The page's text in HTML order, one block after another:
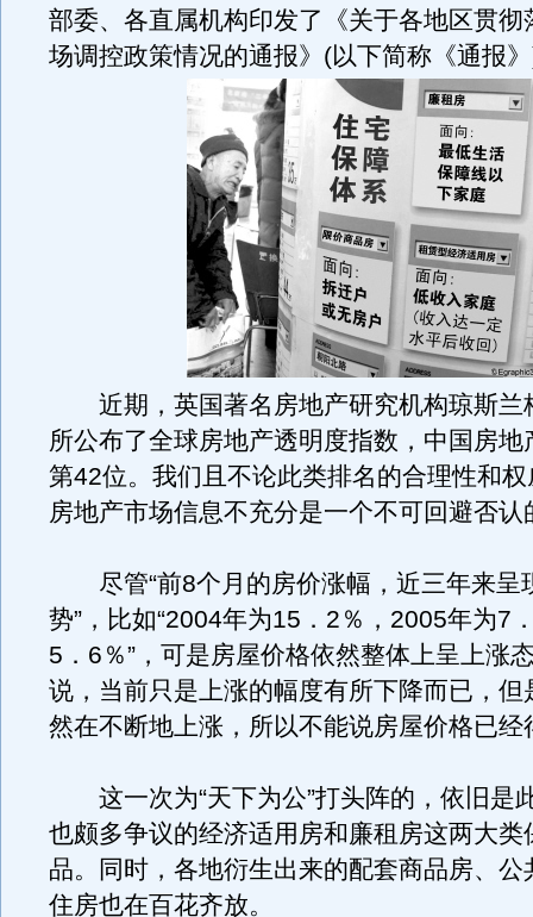
部委、各直属机构印发了《关于各地区贯彻
场调控政策情况的通报》(以下简称《通报
近期，英国著名房地产研究机构琼斯兰
所公布了全球房地产透明度指数，中国房地
第42位。我们且不论此类排名的合理性和
房地产市场信息不充分是一个不可回避否认
尽管“前8个月的房价涨幅，近三年来呈
势”，比如“2004年为15．2％，2005年为7
5．6％”，可是房屋价格依然整体上呈上涨
说，当前只是上涨的幅度有所下降而已，但
然在不断地上涨，所以不能说房屋价格已经
这一次为“天下为公”打头阵的，依旧是
也颇多争议的经济适用房和廉租房这两大类
品。同时，各地衍生出来的配套商品房、公
住房也在百花齐放。